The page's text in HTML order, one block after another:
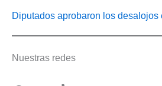
Diputados aprobaron los desalojos
Nuestras redes